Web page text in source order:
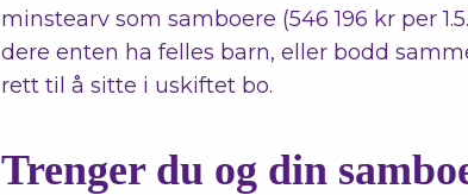
minstearv som samboere (546 196 kr per
dere enten ha felles barn, eller bodd
rett til å sitte i uskiftet bo.
Trenger du og din